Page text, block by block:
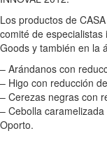
Los productos de
comité de
Goods y también en la
– Arándanos con
– Higo con reducción
– Cerezas negras con
– Cebolla
Oporto.